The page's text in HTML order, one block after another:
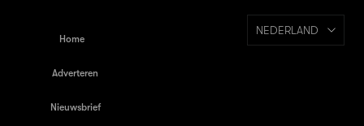
Home
Adverteren
Nieuwsbrief
NEDERLAND